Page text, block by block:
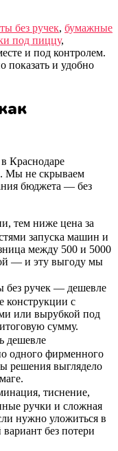
без ручек, бумажные
под пиццу,
и под контролем.
показать и удобно
Краснодаре
Мы не скрываем
бюджета — без
тем ниже цена за
запуска машин и
между 500 и 5000
— и эту выгоду мы
без ручек — дешевле
конструкции с
или вырубкой под
сумму.
дешевле
одного фирменного
решения выглядело
тиснение,
ручки и сложная
нужно уложиться в
без потери